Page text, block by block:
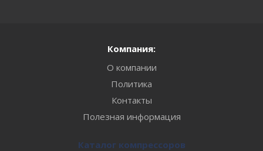
Компания:
О компании
Политика
Контакты
Полезная информация
Каталог компрессоров